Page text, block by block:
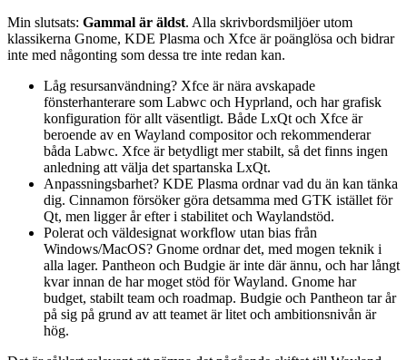
Min slutsats: Gammal är äldst. Alla skrivbordsmiljöer utom
klassikerna Gnome, KDE Plasma och Xfce är poänglösa och bidrar
inte med någonting som dessa tre inte redan kan.
Låg resursanvändning? Xfce är nära avskapade
fönsterhanterare som Labwc och Hyprland, och har grafisk
konfiguration för allt väsentligt. Både LxQt och Xfce är
beroende av en Wayland compositor och rekommenderar
båda Labwc. Xfce är betydligt mer stabilt, så det finns ingen
anledning att välja det spartanska LxQt.
Anpassningsbarhet? KDE Plasma ordnar vad du än kan tänka
dig. Cinnamon försöker göra detsamma med GTK istället för
Qt, men ligger år efter i stabilitet och Waylandstöd.
Polerat och väldesignat workflow utan bias från
Windows/MacOS? Gnome ordnar det, med mogen teknik i
alla lager. Pantheon och Budgie är inte där ännu, och har långt
kvar innan de har moget stöd för Wayland. Gnome har
budget, stabilt team och roadmap. Budgie och Pantheon tar år
på sig på grund av att teamet är litet och ambitionsnivån är
hög.